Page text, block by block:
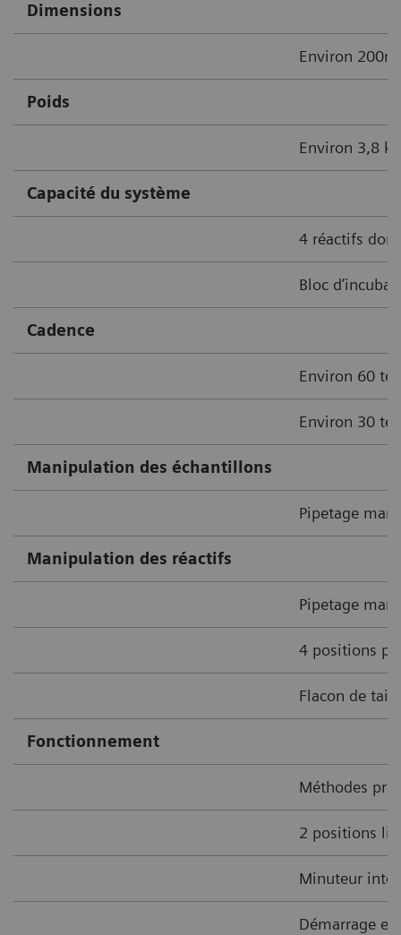
Dimensions
Environ
Poids
Environ 3,8 kg
Capacité du système
4 réactifs
Bloc
Cadence
Environ 60
Environ 30
Manipulation des échantillons
Pipetage
Manipulation des réactifs
Pipetage
4 positions
Flacon de
Fonctionnement
Méthodes
2 positions
Minuteur
Démarrage